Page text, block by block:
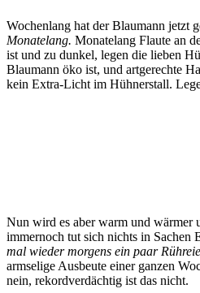
Wochenlang hat der Blaumann jetzt
Monatelang. Monatelang Flaute an
ist und zu dunkel, legen die lieben
Blaumann öko ist, und artgerechte
kein Extra-Licht im Hühnerstall.
Nun wird es aber warm und wärmer
immernoch tut sich nichts in Sachen
mal wieder morgens ein paar
armselige Ausbeute einer ganzen
nein, rekordverdächtig ist das nicht.